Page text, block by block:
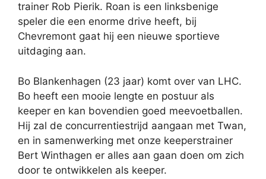
trainer Rob Pierik. Roan is een linksbenige
speler die een enorme drive heeft, bij
Chevremont gaat hij een nieuwe sportieve
uitdaging aan.
Bo Blankenhagen (23 jaar) komt over van LHC.
Bo heeft een mooie lengte en postuur als
keeper en kan bovendien goed meevoetballen.
Hij zal de concurrentiestrijd aangaan met Twan,
en in samenwerking met onze keeperstrainer
Bert Winthagen er alles aan gaan doen om zich
door te ontwikkelen als keeper.